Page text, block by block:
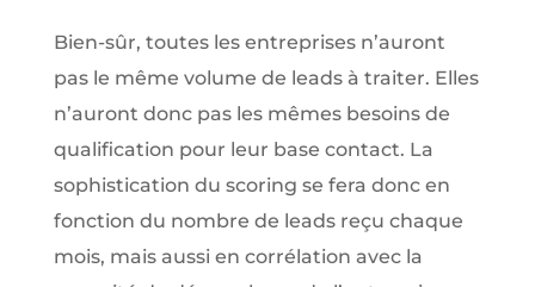
Bien-sûr, toutes les entreprises n’auront
pas le même volume de leads à traiter. Elles
n’auront donc pas les mêmes besoins de
qualification pour leur base contact. La
sophistication du scoring se fera donc en
fonction du nombre de leads reçu chaque
mois, mais aussi en corrélation avec la